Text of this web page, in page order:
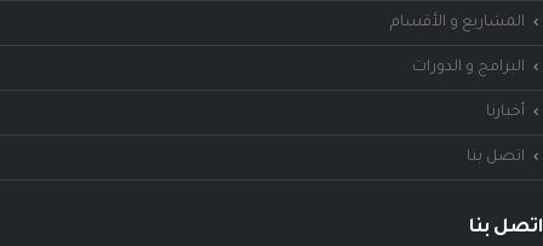
المشاريع و الأقسام
البرامج و الدورات
أخبارنا
اتصل بنا
اتصل بنا